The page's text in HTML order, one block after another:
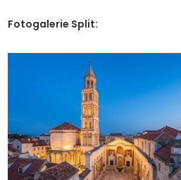
Fotogalerie Split: